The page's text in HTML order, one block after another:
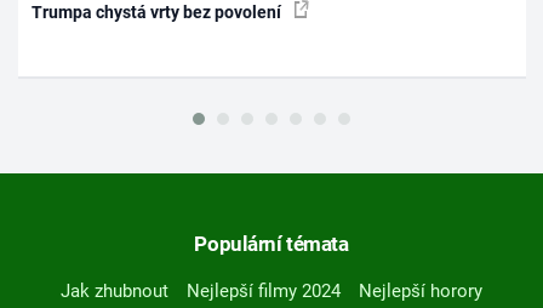
Trumpa chystá vrty bez povolení
Populární témata
Jak zhubnout Nejlepší filmy 2024
Nejlepší horory